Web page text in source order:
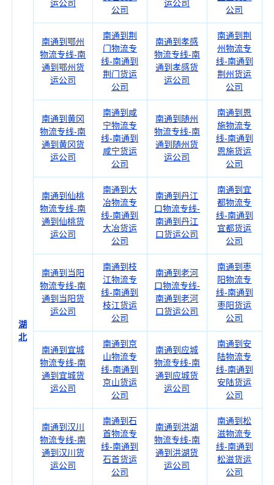
湖
北
运公司
公司
运公司
公司
南通到鄂州
物流专线-南
通到鄂州货
运公司
南通到荆
门物流专
线-南通到
荆门货运
公司
南通到孝感
物流专线-南
通到孝感货
运公司
南通到荆
州物流专
线-南通到
荆州货运
公司
南通到黄冈
物流专线-南
通到黄冈货
运公司
南通到咸
宁物流专
线-南通到
咸宁货运
公司
南通到随州
物流专线-南
通到随州货
运公司
南通到恩
施物流专
线-南通到
恩施货运
公司
南通到仙桃
物流专线-南
通到仙桃货
运公司
南通到大
冶物流专
线-南通到
大冶货运
公司
南通到丹江
口物流专线-
南通到丹江
口货运公司
南通到宜
都物流专
线-南通到
宜都货运
公司
南通到当阳
物流专线-南
通到当阳货
运公司
南通到枝
江物流专
线-南通到
枝江货运
公司
南通到老河
口物流专线-
南通到老河
口货运公司
南通到枣
阳物流专
线-南通到
枣阳货运
公司
南通到宜城
物流专线-南
通到宜城货
运公司
南通到京
山物流专
线-南通到
京山货运
公司
南通到应城
物流专线-南
通到应城货
运公司
南通到安
陆物流专
线-南通到
安陆货运
公司
南通到汉川
物流专线-南
通到汉川货
运公司
南通到石
首物流专
线-南通到
石首货运
公司
南通到洪湖
物流专线-南
通到洪湖货
运公司
南通到松
滋物流专
线-南通到
松滋货运
公司